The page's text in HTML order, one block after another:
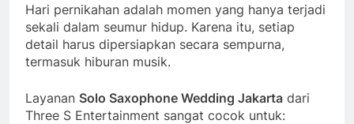
Hari pernikahan adalah momen yang hanya terjadi
sekali dalam seumur hidup. Karena itu, setiap
detail harus dipersiapkan secara sempurna,
termasuk hiburan musik.
Layanan Solo Saxophone Wedding Jakarta dari
Three S Entertainment sangat cocok untuk: